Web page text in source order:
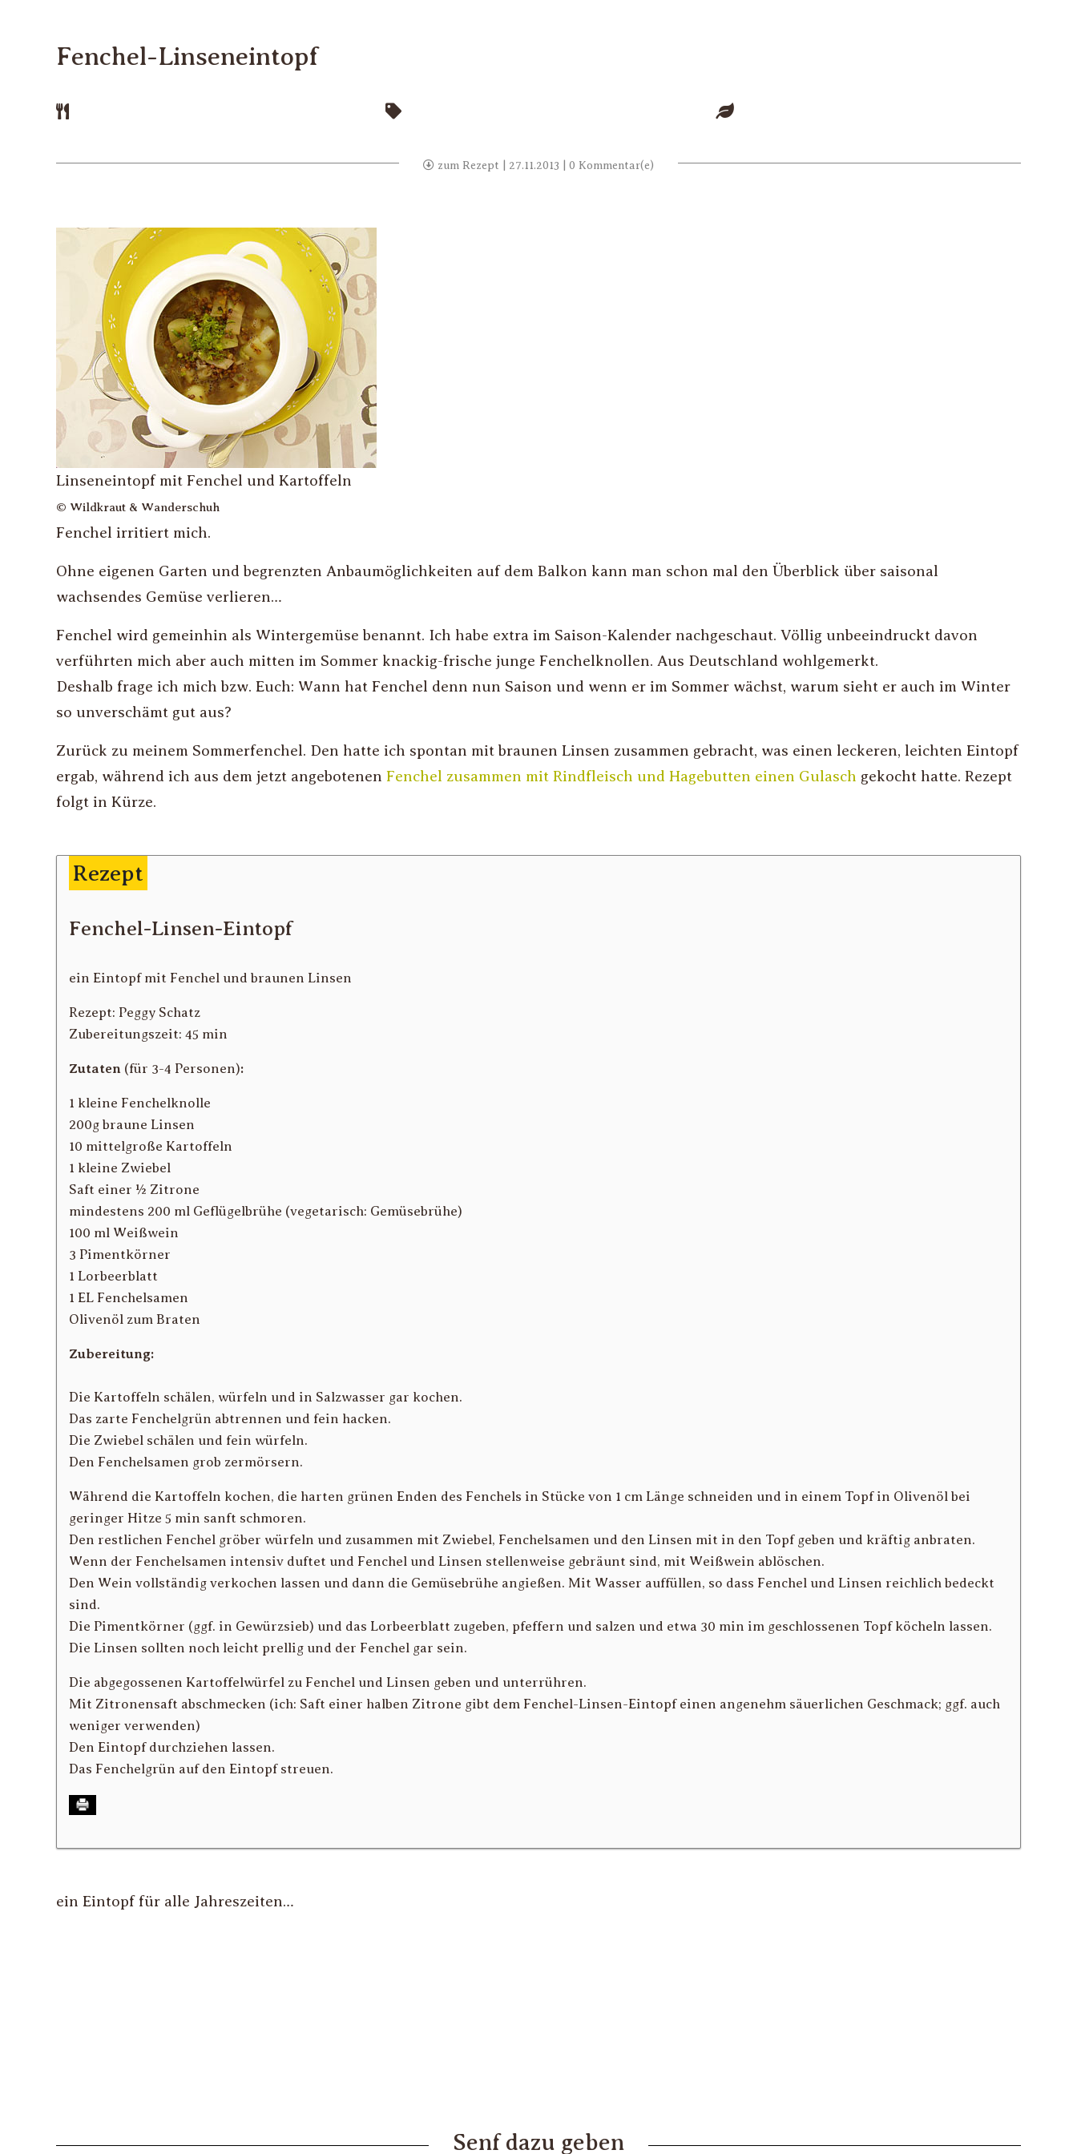
Fenchel-Linseneintopf
zum Rezept | 27.11.2013 | 0 Kommentar(e)
Linseneintopf mit Fenchel und Kartoffeln
© Wildkraut & Wanderschuh
Fenchel irritiert mich.
Ohne eigenen Garten und begrenzten An­bau­möglich­keiten auf dem Balkon kann man schon mal den Überblick über saisonal
wachsendes Gemüse verlieren…
Fenchel wird gemeinhin als Wintergemüse benannt. Ich habe extra im Saison-Kalender nachgeschaut. Völlig unbeeindruckt davon
verführten mich aber auch mitten im Sommer knackig-frische junge Fenchelknollen. Aus Deutschland wohlgemerkt.
Deshalb frage ich mich bzw. Euch: Wann hat Fenchel denn nun Saison und wenn er im Sommer wächst, warum sieht er auch im Winter
so unverschämt gut aus?
Zurück zu meinem Sommerfenchel. Den hatte ich spontan mit braunen Linsen zusammen gebracht, was einen leckeren, leichten Eintopf
ergab, während ich aus dem jetzt angebotenen Fenchel zusammen mit Rindfleisch und Hagebutten einen Gulasch gekocht hatte. Rezept
folgt in Kürze.
Rezept
Fenchel-Linsen-Eintopf
ein Eintopf mit Fenchel und braunen Linsen
Rezept: Peggy Schatz
Zubereitungszeit: 45 min
Zutaten (für 3-4 Personen):
1 kleine Fenchelknolle
200g braune Linsen
10 mittelgroße Kartoffeln
1 kleine Zwiebel
Saft einer ½ Zitrone
mindestens 200 ml Geflügelbrühe (vegetarisch: Gemüsebrühe)
100 ml Weißwein
3 Pimentkörner
1 Lorbeerblatt
1 EL Fenchelsamen
Olivenöl zum Braten
Zubereitung:
Die Kartoffeln schälen, würfeln und in Salzwasser gar kochen.
Das zarte Fenchelgrün abtrennen und fein hacken.
Die Zwiebel schälen und fein würfeln.
Den Fenchelsamen grob zermörsern.
Während die Kartoffeln kochen, die harten grünen Enden des Fenchels in Stücke von 1 cm Länge schneiden und in einem Topf in Olivenöl bei
geringer Hitze 5 min sanft schmoren.
Den restlichen Fenchel gröber würfeln und zusammen mit Zwiebel, Fenchelsamen und den Linsen mit in den Topf geben und kräftig anbraten.
Wenn der Fenchelsamen intensiv duftet und Fenchel und Linsen stellenweise gebräunt sind, mit Weißwein ablöschen.
Den Wein vollständig verkochen lassen und dann die Gemüsebrühe angießen. Mit Wasser auffüllen, so dass Fenchel und Linsen reichlich bedeckt
sind.
Die Pimentkörner (ggf. in Gewürzsieb) und das Lorbeerblatt zugeben, pfeffern und salzen und etwa 30 min im geschlossenen Topf köcheln lassen.
Die Linsen sollten noch leicht prellig und der Fenchel gar sein.
Die abgegossenen Kartoffelwürfel zu Fenchel und Linsen geben und unterrühren.
Mit Zitronensaft abschmecken (ich: Saft einer halben Zitrone gibt dem Fenchel-Linsen-Eintopf einen angenehm säuerlichen Geschmack; ggf. auch
weniger verwenden)
Den Eintopf durchziehen lassen.
Das Fenchelgrün auf den Eintopf streuen.
ein Eintopf für alle Jahreszeiten…
Senf dazu geben